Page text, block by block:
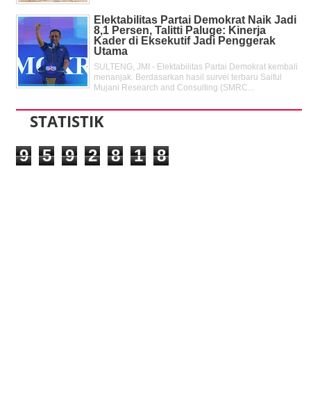
Elektabilitas Partai Demokrat Naik Jadi
8,1 Persen, Talitti Paluge: Kinerja
Kader di Eksekutif Jadi Penggerak
Utama
SULTENG, JMI - Elektabilitas Partai Demokrat kembali
menanjak. Berdasarkan hasil survei terbaru Saiful
Mujani Research and Consulting (SMRC...
STATISTIK
9 5 9 2 8 1 8